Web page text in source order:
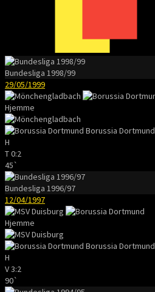
Bundesliga 1998/99
29/05/1999
Hjemme
Borussia Dortmund
H
T0:2
45`
Bundesliga 1996/97
12/04/1997
Hjemme
Borussia Dortmund
H
V3:2
90`